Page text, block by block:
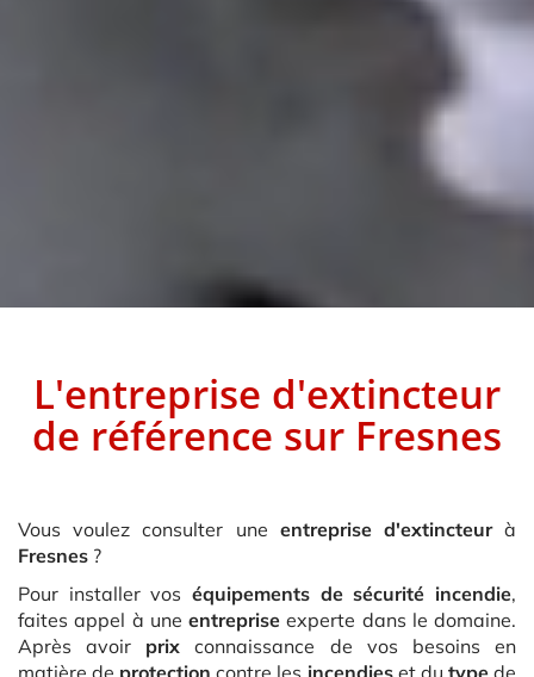
L'entreprise d'extincteur
de référence sur Fresnes
Vous voulez consulter une entreprise d'extincteurà
Fresnes ?
Pour installer vos équipements de sécurité incendie,
faites appel à une entrepriseexperte dans le domaine.
Après avoir prix connaissance de vos besoins en